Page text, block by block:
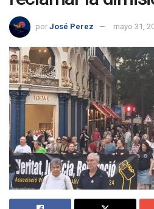
por José Perez mayo 31,